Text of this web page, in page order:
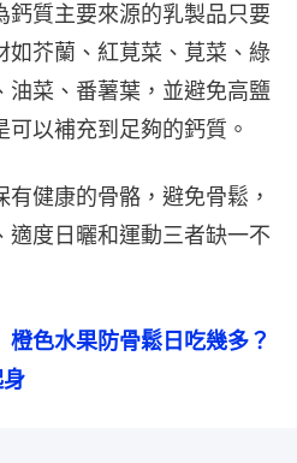
鈣質主要來源的乳製品只要
如芥蘭、紅莧菜、莧菜、綠
油菜、番薯葉，並避免高鹽
以補充到足夠的鈣質。
健康的骨骼，避免骨鬆，
適度日曬和運動三者缺一不
橙色水果防骨鬆日吃幾多？